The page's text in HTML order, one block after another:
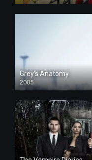
Grey’s Anatomy
2005